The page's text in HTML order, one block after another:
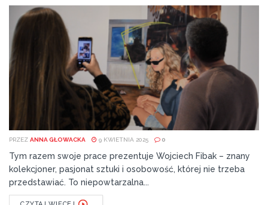
PRZEZ ANNA GŁOWACKA 9 KWIETNIA 2025 0
Tym razem swoje prace prezentuje Wojciech Fibak – znany
kolekcjoner, pasjonat sztuki i osobowość, której nie trzeba
przedstawiać. To niepowtarzalna...